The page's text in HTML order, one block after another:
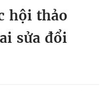
hội thảo
sửa đổi